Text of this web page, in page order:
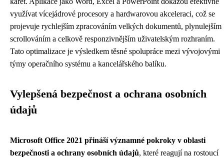
využívat vícejádrové procesory a hardwarovou akceleraci, což se
projevuje rychlejším zpracováním velkých dokumentů, plynulejším
scrollováním a celkově responzivnějším uživatelským rozhraním.
Tato optimalizace je výsledkem těsné spolupráce mezi vývojovými
týmy operačního systému a kancelářského balíku.
Vylepšená bezpečnost a ochrana osobních
údajů
Microsoft Office 2021 přináší významné pokroky v oblasti
bezpečnosti a ochrany osobních údajů, které reagují na rostoucí